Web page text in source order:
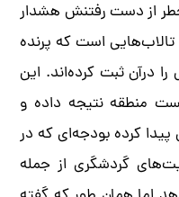
از دست رفتنش هشدار
است که پرنده
درآن ثبت کرده‌اند. این
منطقه نتیجه داده و
کرده بودجه‌ای که در
گردشگری از جمله